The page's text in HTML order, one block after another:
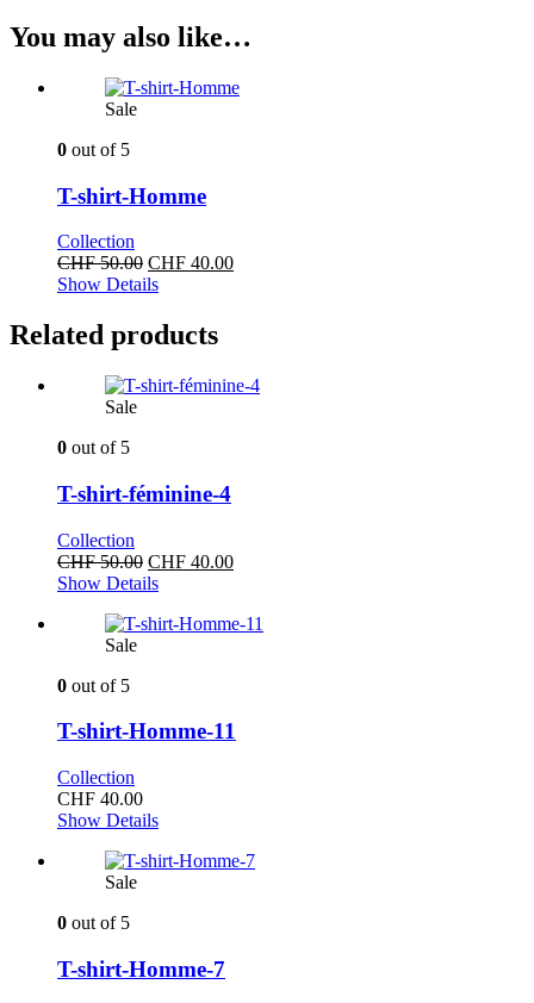
You may also like…
Sale
0 out of 5
T-shirt-Homme
Collection
CHF 50.00 Original
price
CHF 50.00.
CHF 40.00Current
Show Details
Related products
Sale
0 out of 5
T-shirt-féminine-4
Collection
CHF 50.00 Original
price
CHF 50.00.
CHF 40.00Current
CHF 40.00.
Show Details
Sale
0 out of 5
T-shirt-Homme-11
Collection
CHF 40.00
Show Details
Sale
0 out of 5
T-shirt-Homme-7